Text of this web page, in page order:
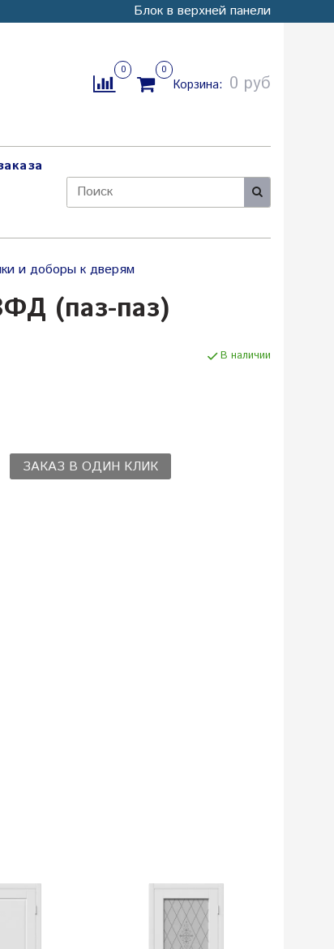
Блок в верхней панели
0 0
Корзина: 0 руб
и доборы к дверям
(паз-паз)
В наличии
ЗАКАЗ В ОДИН КЛИК